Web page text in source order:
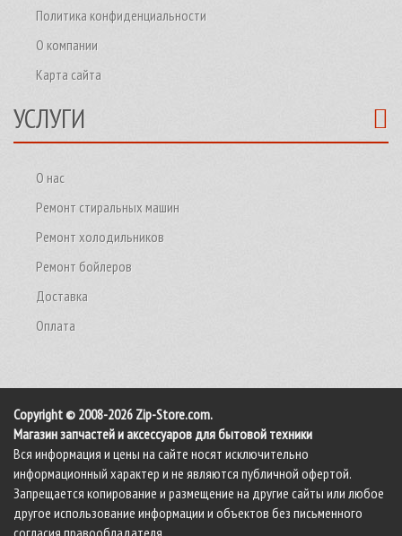
Политика конфиденциальности
О компании
Карта сайта
УСЛУГИ
О нас
Ремонт стиральных машин
Ремонт холодильников
Ремонт бойлеров
Доставка
Оплата
Copyright © 2008-2026 Zip-Store.com.
Магазин запчастей и аксессуаров для бытовой техники
Вся информация и цены на сайте носят исключительно
информационный характер и не являются публичной офертой.
Запрещается копирование и размещение на другие сайты или любое
другое использование информации и объектов без письменного